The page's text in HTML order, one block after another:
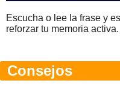
Escucha o lee la frase y
reforzar tu memoria activa.
Consejos